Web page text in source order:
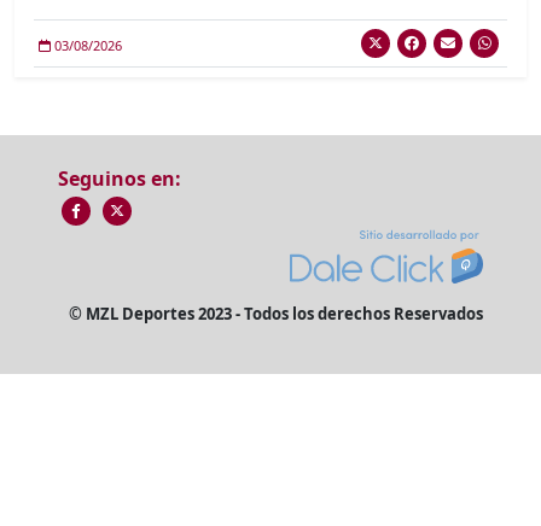
03/08/2026
Seguinos en:
© MZL Deportes 2023 - Todos los derechos Reservados